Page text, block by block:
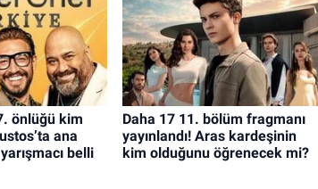
önlüğü kim
ana
belli
Daha 17 11. bölüm fragmanı
yayınlandı! Aras kardeşinin
kim olduğunu öğrenecek mi?